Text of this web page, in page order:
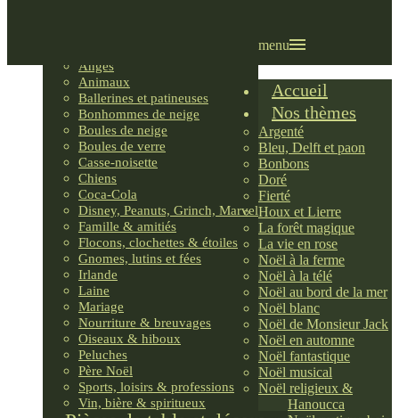
Anges
Animaux
Ballerines et patineuses
Bonhommes de neige
Boules de neige
Boules de verre
Casse-noisette
Chiens
Coca-Cola
Disney, Peanuts, Grinch, Marvel
Famille & amitiés
Flocons, clochettes & étoiles
Gnomes, lutins et fées
Irlande
Laine
Mariage
Nourriture & breuvages
Oiseaux & hiboux
Peluches
Père Noël
Sports, loisirs & professions
Vin, bière & spiritueux
menu
Accueil
Nos thèmes
Argenté
Bleu, Delft et paon
Bonbons
Doré
Fierté
Houx et Lierre
La forêt magique
La vie en rose
Noël à la ferme
Noël à la télé
Noël au bord de la mer
Noël blanc
Noël de Monsieur Jack
Noël en automne
Noël fantastique
Noël musical
Noël religieux &
Hanoucca